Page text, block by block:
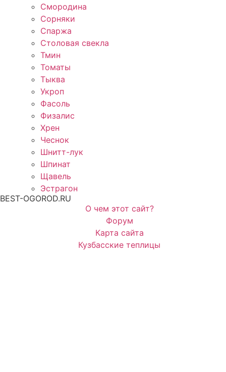
Смородина
Сорняки
Спаржа
Столовая свекла
Тмин
Томаты
Тыква
Укроп
Фасоль
Физалис
Хрен
Чеснок
Шнитт-лук
Шпинат
Щавель
Эстрагон
BEST-OGOROD.RU
О чем этот сайт?
Форум
Карта сайта
Кузбасские теплицы